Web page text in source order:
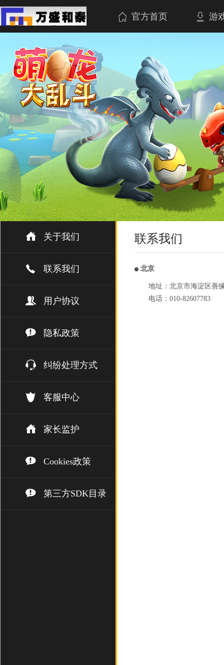
官方首页 游
关于我们
联系我们
用户协议
隐私政策
纠纷处理方式
客服中心
家长监护
Cookies政策
第三方SDK目录
联系我们
北京
地址：北京市海淀区善
电话：010-82607783